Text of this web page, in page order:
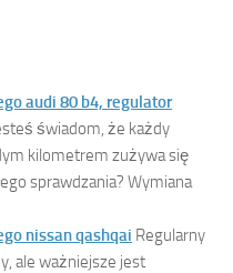
audi 80 b4, regulator
świadom, że każdy
kilometrem zużywa się
sprawdzania? Wymiana
nissan qashqai Regularny
ale ważniejsze jest